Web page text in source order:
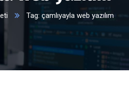
Tag: çamlıyayla web yazılım